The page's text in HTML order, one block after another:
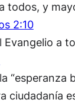
todos, y
2:10
a
“esperanza
ciudadanía